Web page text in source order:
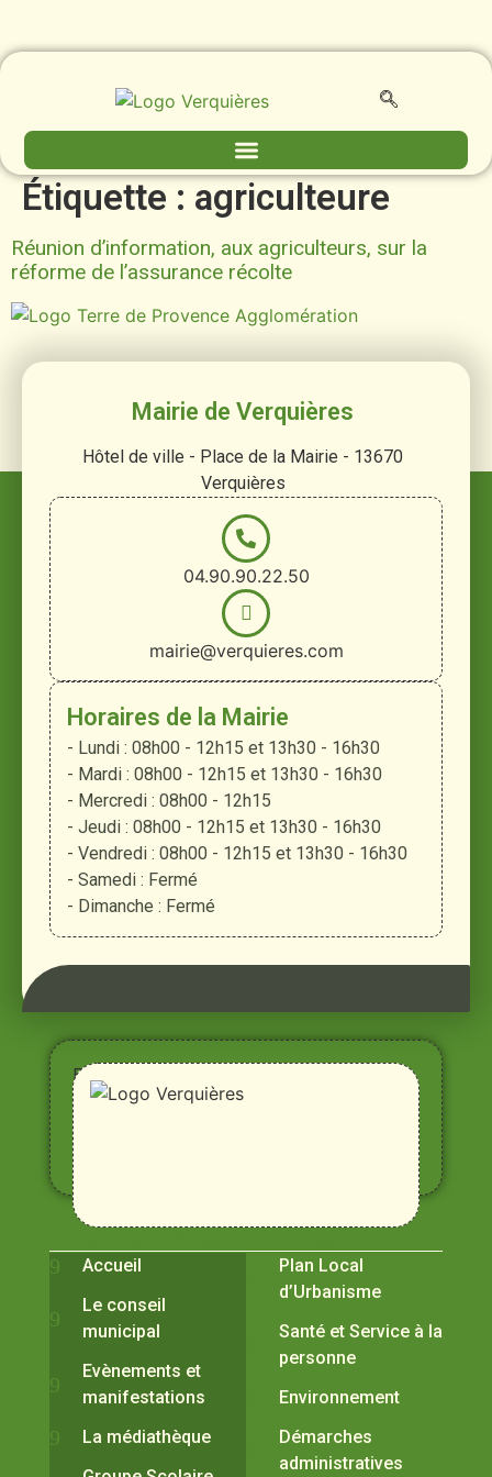
Étiquette : agriculteure
Réunion d’information, aux agriculteurs, sur la
réforme de l’assurance récolte
Mairie de Verquières
Hôtel de ville - Place de la Mairie - 13670
Verquières
04.90.90.22.50
mairie@verquieres.com
Horaires de la Mairie
- Lundi : 08h00 - 12h15 et 13h30 - 16h30
- Mardi : 08h00 - 12h15 et 13h30 - 16h30
- Mercredi : 08h00 - 12h15
- Jeudi : 08h00 - 12h15 et 13h30 - 16h30
- Vendredi : 08h00 - 12h15 et 13h30 - 16h30
- Samedi : Fermé
- Dimanche : Fermé
Entre
Rhône,
Alpilles
et
Durance
Accueil
Le conseil
municipal
Evènements et
manifestations
La médiathèque
Plan Local
d’Urbanisme
Santé et Service à la
personne
Environnement
Démarches
administratives